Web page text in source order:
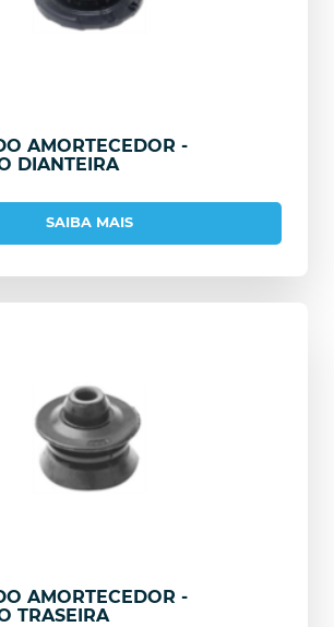
AMORTECEDOR -
DIANTEIRA
SAIBA MAIS
AMORTECEDOR -
TRASEIRA